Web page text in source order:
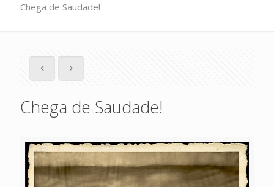
Chega de Saudade!
Chega de Saudade!